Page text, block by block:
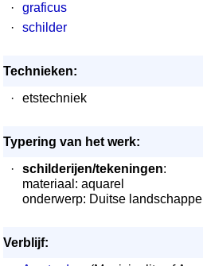
·
graficus
·
schilder
Technieken:
·
etstechniek
Typering van het werk:
·
schilderijen/tekeningen:
materiaal: aquarel
onderwerp: Duitse
Verblijf: